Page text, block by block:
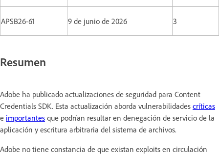
APSB26-61 9 de junio de 2026 3
Resumen
Adobe ha publicado actualizaciones de seguridad para Content
Credentials SDK. Esta actualización aborda vulnerabilidades críticas
e importantes que podrían resultar en denegación de servicio de la
aplicación y escritura arbitraria del sistema de archivos.
Adobe no tiene constancia de que existan exploits en circulación